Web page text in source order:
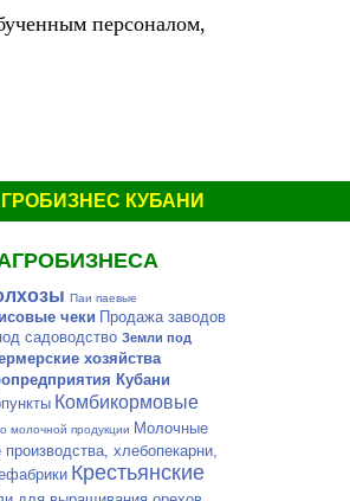
персоналом,
КУБАНИ
Паи паевые
чеки Продажа заводов
садоводство Земли под
хозяйства
Кубани
Комбикормовые
молочной продукции Молочные
хлебопекарни,
Крестьянские